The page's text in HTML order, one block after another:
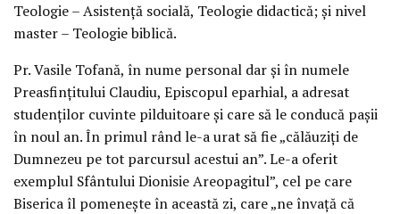
Teologie – Asistență socială, Teologie didactică; și nivel
master – Teologie biblică.
Pr. Vasile Tofană, în nume personal dar și în numele
Preasfințitului Claudiu, Episcopul eparhial, a adresat
studenților cuvinte pilduitoare și care să le conducă pașii
în noul an. În primul rând le-a urat să fie „călăuziți de
Dumnezeu pe tot parcursul acestui an”. Le-a oferit
exemplul Sfântului Dionisie Areopagitul”, cel pe care
Biserica îl pomenește în această zi, care „ne învață că